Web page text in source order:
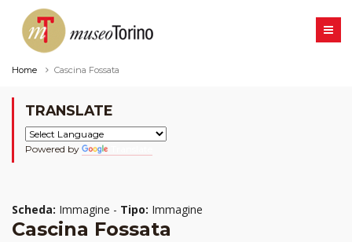
Home Cascina Fossata
TRANSLATE
Powered by
Scheda: Immagine - Tipo: Immagine
Cascina Fossata